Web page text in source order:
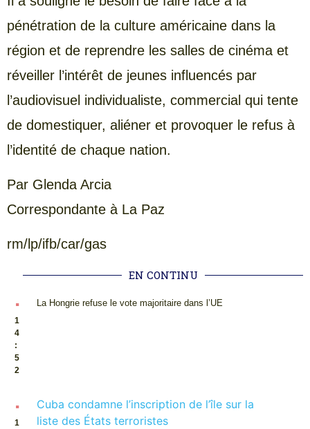
pénétration de la culture américaine dans la
région et de reprendre les salles de cinéma et
réveiller l’intérêt de jeunes influencés par
l’audiovisuel individualiste, commercial qui tente
de domestiquer, aliéner et provoquer le refus à
l’identité de chaque nation.
Par Glenda Arcia
Correspondante à La Paz
rm/lp/ifb/car/gas
EN CONTINU
.
1
4
:
5
2
La Hongrie refuse le vote majoritaire dans l’UE
.
1
Cuba condamne l’inscription de l’île sur la
liste des États terroristes